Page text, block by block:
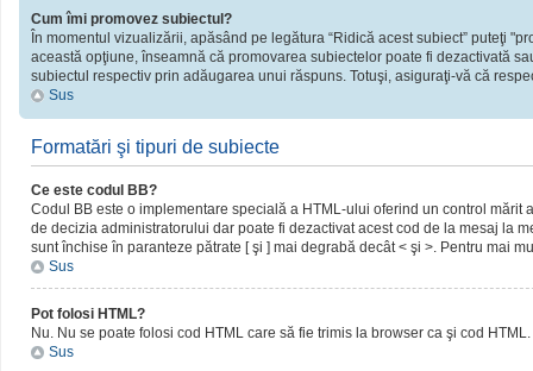
Cum îmi promovez subiectul?
În momentul vizualizării, apăsând pe legătura “Ridică acest subiect” puteţi
această opţiune, înseamnă că promovarea subiectelor poate fi dezactivată
subiectul respectiv prin adăugarea unui răspuns. Totuşi, asiguraţi-vă că
Sus
Formatări şi tipuri de subiecte
Ce este codul BB?
Codul BB este o implementare specială a HTML-ului oferind un control
de decizia administratorului dar poate fi dezactivat acest cod de la mesaj la
sunt închise în paranteze pătrate [ şi ] mai degrabă decât < şi >. Pentru mai
Sus
Pot folosi HTML?
Nu. Nu se poate folosi cod HTML care să fie trimis la browser ca şi cod
Sus